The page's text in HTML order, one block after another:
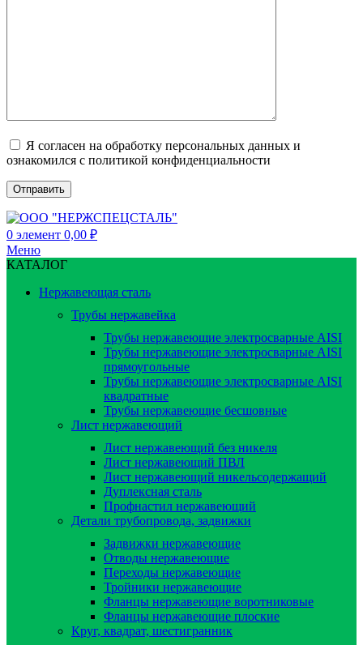
Я согласен на обработку персональных данных и
ознакомился с политикой конфиденциальности
0 элемент 0,00 ₽
Меню
КАТАЛОГ
Нержавеющая сталь
Трубы нержавейка
Трубы нержавеющие электросварные AISI
Трубы нержавеющие электросварные AISI
прямоугольные
Трубы нержавеющие электросварные AISI
квадратные
Трубы нержавеющие бесшовные
Лист нержавеющий
Лист нержавеющий без никеля
Лист нержавеющий ПВЛ
Лист нержавеющий никельсодержащий
Дуплексная сталь
Профнастил нержавеющий
Детали трубопровода, задвижки
Задвижки нержавеющие
Отводы нержавеющие
Переходы нержавеющие
Тройники нержавеющие
Фланцы нержавеющие воротниковые
Фланцы нержавеющие плоские
Круг, квадрат, шестигранник